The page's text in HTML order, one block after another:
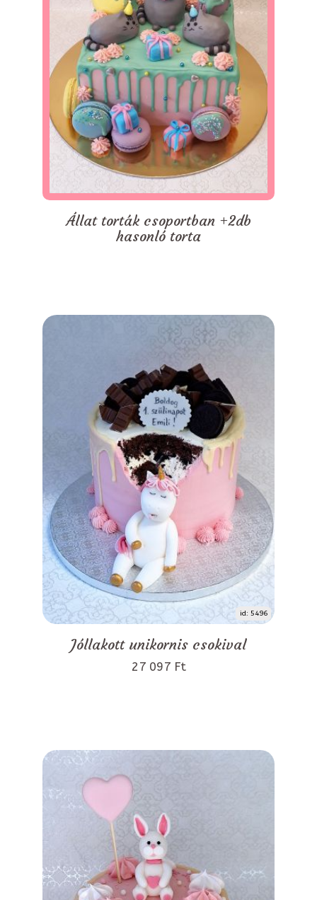
Állat torták csoportban +2db
hasonló torta
id: 5496
Jóllakott unikornis csokival
27 097 Ft